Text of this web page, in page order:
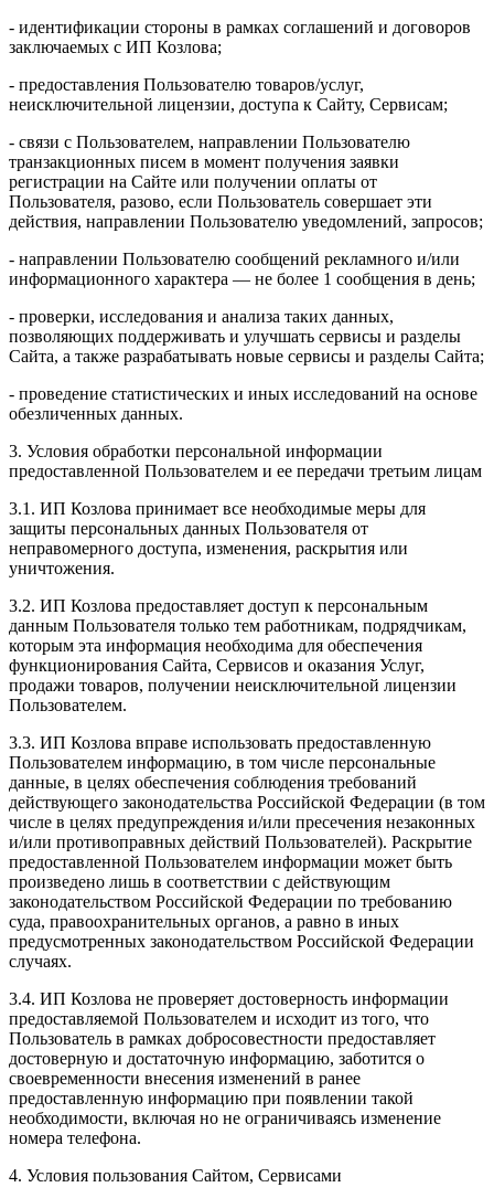
- идентификации стороны в рамках соглашений и договоров
заключаемых с ИП Козлова;
- предоставления Пользователю товаров/услуг,
неисключительной лицензии, доступа к Сайту, Сервисам;
- связи с Пользователем, направлении Пользователю
транзакционных писем в момент получения заявки
регистрации на Сайте или получении оплаты от
Пользователя, разово, если Пользователь совершает эти
действия, направлении Пользователю уведомлений, запросов;
- направлении Пользователю сообщений рекламного и/или
информационного характера — не более 1 сообщения в день;
- проверки, исследования и анализа таких данных,
позволяющих поддерживать и улучшать сервисы и разделы
Сайта, а также разрабатывать новые сервисы и разделы Сайта;
- проведение статистических и иных исследований на основе
обезличенных данных.
3. Условия обработки персональной информации
предоставленной Пользователем и ее передачи третьим лицам
3.1. ИП Козлова принимает все необходимые меры для
защиты персональных данных Пользователя от
неправомерного доступа, изменения, раскрытия или
уничтожения.
3.2. ИП Козлова предоставляет доступ к персональным
данным Пользователя только тем работникам, подрядчикам,
которым эта информация необходима для обеспечения
функционирования Сайта, Сервисов и оказания Услуг,
продажи товаров, получении неисключительной лицензии
Пользователем.
3.3. ИП Козлова вправе использовать предоставленную
Пользователем информацию, в том числе персональные
данные, в целях обеспечения соблюдения требований
действующего законодательства Российской Федерации (в том
числе в целях предупреждения и/или пресечения незаконных
и/или противоправных действий Пользователей). Раскрытие
предоставленной Пользователем информации может быть
произведено лишь в соответствии с действующим
законодательством Российской Федерации по требованию
суда, правоохранительных органов, а равно в иных
предусмотренных законодательством Российской Федерации
случаях.
3.4. ИП Козлова не проверяет достоверность информации
предоставляемой Пользователем и исходит из того, что
Пользователь в рамках добросовестности предоставляет
достоверную и достаточную информацию, заботится о
своевременности внесения изменений в ранее
предоставленную информацию при появлении такой
необходимости, включая но не ограничиваясь изменение
номера телефона.
4. Условия пользования Сайтом, Сервисами